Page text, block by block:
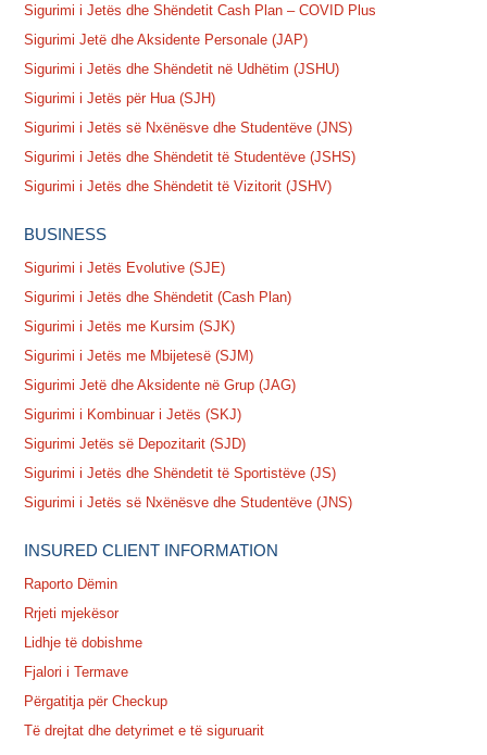
Sigurimi i Jetës dhe Shëndetit Cash Plan – COVID Plus
Sigurimi Jetë dhe Aksidente Personale (JAP)
Sigurimi i Jetës dhe Shëndetit në Udhëtim (JSHU)
Sigurimi i Jetës për Hua (SJH)
Sigurimi i Jetës së Nxënësve dhe Studentëve (JNS)
Sigurimi i Jetës dhe Shëndetit të Studentëve (JSHS)
Sigurimi i Jetës dhe Shëndetit të Vizitorit (JSHV)
BUSINESS
Sigurimi i Jetës Evolutive (SJE)
Sigurimi i Jetës dhe Shëndetit (Cash Plan)
Sigurimi i Jetës me Kursim (SJK)
Sigurimi i Jetës me Mbijetesë (SJM)
Sigurimi Jetë dhe Aksidente në Grup (JAG)
Sigurimi i Kombinuar i Jetës (SKJ)
Sigurimi Jetës së Depozitarit (SJD)
Sigurimi i Jetës dhe Shëndetit të Sportistëve (JS)
Sigurimi i Jetës së Nxënësve dhe Studentëve (JNS)
INSURED CLIENT INFORMATION
Raporto Dëmin
Rrjeti mjekësor
Lidhje të dobishme
Fjalori i Termave
Përgatitja për Checkup
Të drejtat dhe detyrimet e të siguruarit